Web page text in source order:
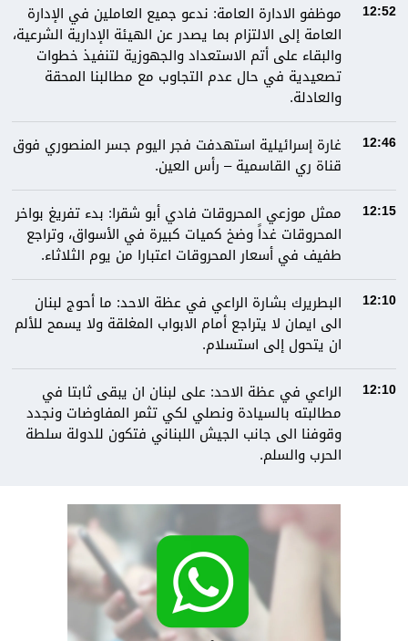
12:52
موظفو الادارة العامة: ندعو جميع العاملين في الإدارة
العامة إلى الالتزام بما يصدر عن الهيئة الإدارية الشرعية،
والبقاء على أتم الاستعداد والجهوزية لتنفيذ خطوات
تصعيدية في حال عدم التجاوب مع مطالبنا المحقة
والعادلة.
12:46
غارة إسرائيلية استهدفت فجر اليوم جسر المنصوري فوق
قناة ري القاسمية – رأس العين.
12:15
ممثل موزعي المحروقات فادي أبو شقرا: بدء تفريغ بواخر
المحروقات غداً وضخ كميات كبيرة في الأسواق، وتراجع
طفيف في أسعار المحروقات اعتبارا من يوم الثلاثاء.
12:10
البطريرك بشارة الراعي في عظة الاحد: ما أحوج لبنان
الى ايمان لا يتراجع أمام الابواب المغلقة ولا يسمح للألم
ان يتحول إلى استسلام.
12:10
الراعي في عظة الاحد: على لبنان ان يبقى ثابتا في
مطالبته بالسيادة ونصلي لكي تثمر المفاوضات ونجدد
وقوفنا الى جانب الجيش اللبناني فتكون للدولة سلطة
الحرب والسلم.